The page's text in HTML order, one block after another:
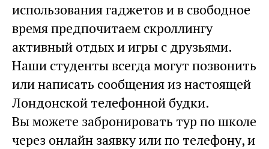
использования гаджетов и в свободное
время предпочитаем скроллингу
активный отдых и игры с друзьями.
Наши студенты всегда могут позвонить
или написать сообщения из настоящей
Лондонской телефонной будки.
Вы можете забронировать тур по школе
через онлайн заявку или по телефону, и